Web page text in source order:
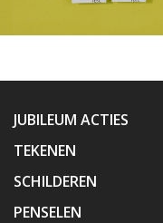
JUBILEUM ACTIES
TEKENEN
SCHILDEREN
PENSELEN